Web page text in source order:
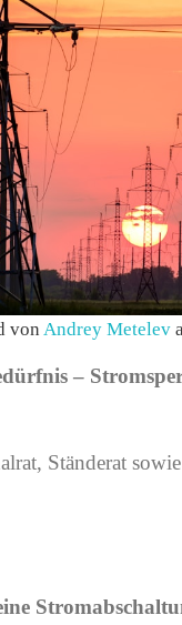
von Andrey Metelev
–
Ständerat